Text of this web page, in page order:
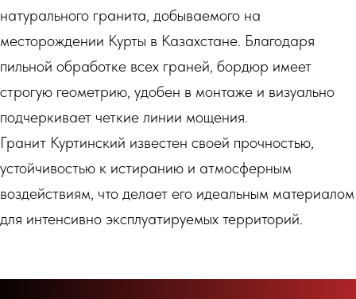
натурального гранита, добываемого на
месторождении Курты в Казахстане. Благодаря
пильной обработке всех граней, бордюр имеет
строгую геометрию, удобен в монтаже и визуально
подчеркивает четкие линии мощения.
Гранит Куртинский известен своей прочностью,
устойчивостью к истиранию и атмосферным
воздействиям, что делает его идеальным материалом
для интенсивно эксплуатируемых территорий.